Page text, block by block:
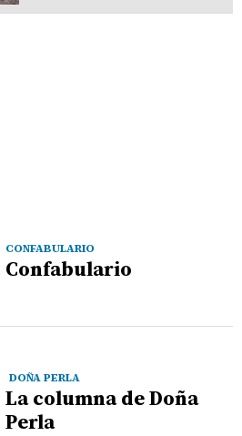
CONFABULARIO
Confabulario
DOÑA PERLA
La columna de Doña
Perla